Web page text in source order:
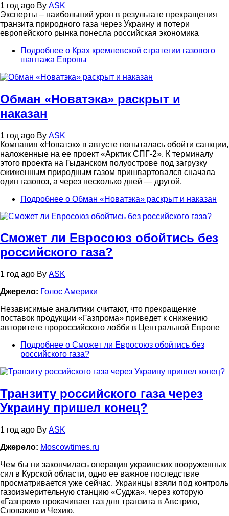
1 год ago By ASK
Эксперты – наибольший урон в результате прекращения
транзита природного газа через Украину и потери
европейского рынка понесла российская экономика
Подробнее о Крах кремлевской стратегии газового
шантажа Европы
Обман «Новатэка» раскрыт и
наказан
1 год ago By ASK
Компания «Новатэк» в августе попыталась обойти санкции,
наложенные на ее проект «Арктик СПГ-2». К терминалу
этого проекта на Гыданском полуострове под загрузку
сжиженным природным газом пришвартовался сначала
один газовоз, а через несколько дней — другой.
Подробнее о Обман «Новатэка» раскрыт и наказан
Сможет ли Евросоюз обойтись без
российского газа?
1 год ago By ASK
Джерело: Голос Америки
Независимые аналитики считают, что прекращение
поставок продукции «Газпрома» приведет к снижению
авторитете пророссийского лобби в Центральной Европе
Подробнее о Сможет ли Евросоюз обойтись без
российского газа?
Транзиту российского газа через
Украину пришел конец?
1 год ago By ASK
Джерело: Moscowtimes.ru
Чем бы ни закончилась операция украинских вооруженных
сил в Курской области, одно ее важное последствие
просматривается уже сейчас. Украинцы взяли под контроль
газоизмерительную станцию «Суджа», через которую
«Газпром» прокачивает газ для транзита в Австрию,
Словакию и Чехию.